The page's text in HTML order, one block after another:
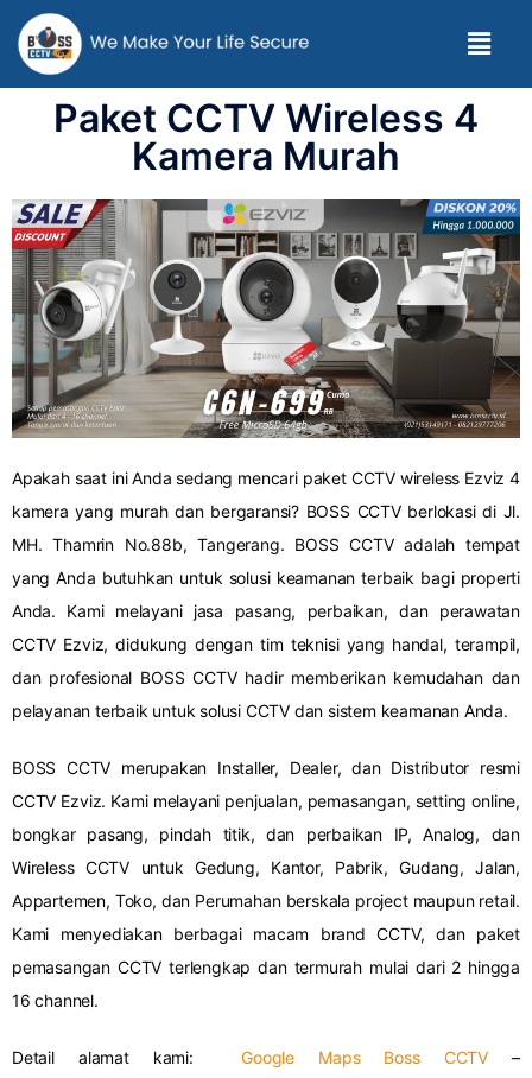
Paket CCTV Wireless 4
Kamera Murah
Apakah saat ini Anda sedang mencari paket CCTV wireless Ezviz 4
kamera yang murah dan bergaransi? BOSS CCTV berlokasi di Jl.
MH. Thamrin No.88b, Tangerang. BOSS CCTV adalah tempat
yang Anda butuhkan untuk solusi keamanan terbaik bagi properti
Anda. Kami melayani jasa pasang, perbaikan, dan perawatan
CCTV Ezviz, didukung dengan tim teknisi yang handal, terampil,
dan profesional BOSS CCTV hadir memberikan kemudahan dan
pelayanan terbaik untuk solusi CCTV dan sistem keamanan Anda.
BOSS CCTV merupakan Installer, Dealer, dan Distributor resmi
CCTV Ezviz. Kami melayani penjualan, pemasangan, setting online,
bongkar pasang, pindah titik, dan perbaikan IP, Analog, dan
Wireless CCTV untuk Gedung, Kantor, Pabrik, Gudang, Jalan,
Appartemen, Toko, dan Perumahan berskala project maupun retail.
Kami menyediakan berbagai macam brand CCTV, dan paket
pemasangan CCTV terlengkap dan termurah mulai dari 2 hingga
16 channel.
Detail alamat kami:Google Maps Boss CCTV –